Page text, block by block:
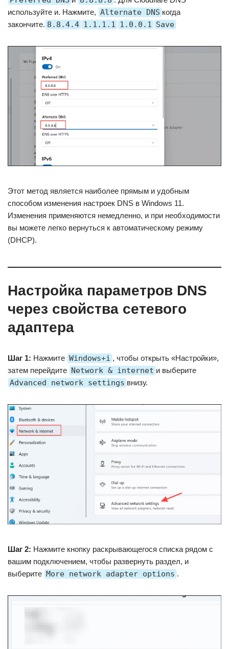
используйте и. Нажмите, Alternate DNS когда
закончите. 8.8.4.4 1.1.1.1 1.0.0.1 Save
Этот метод является наиболее прямым и удобным
способом изменения настроек DNS в Windows 11.
Изменения применяются немедленно, и при необходимости
вы можете легко вернуться к автоматическому режиму
(DHCP).
Настройка параметров DNS
через свойства сетевого
адаптера
Шаг 1: Нажмите Windows+i , чтобы открыть «Настройки»,
затем перейдите Network & internet и выберите
Advanced network settings внизу.
Шаг 2: Нажмите кнопку раскрывающегося списка рядом с
вашим подключением, чтобы развернуть раздел, и
выберите More network adapter options .